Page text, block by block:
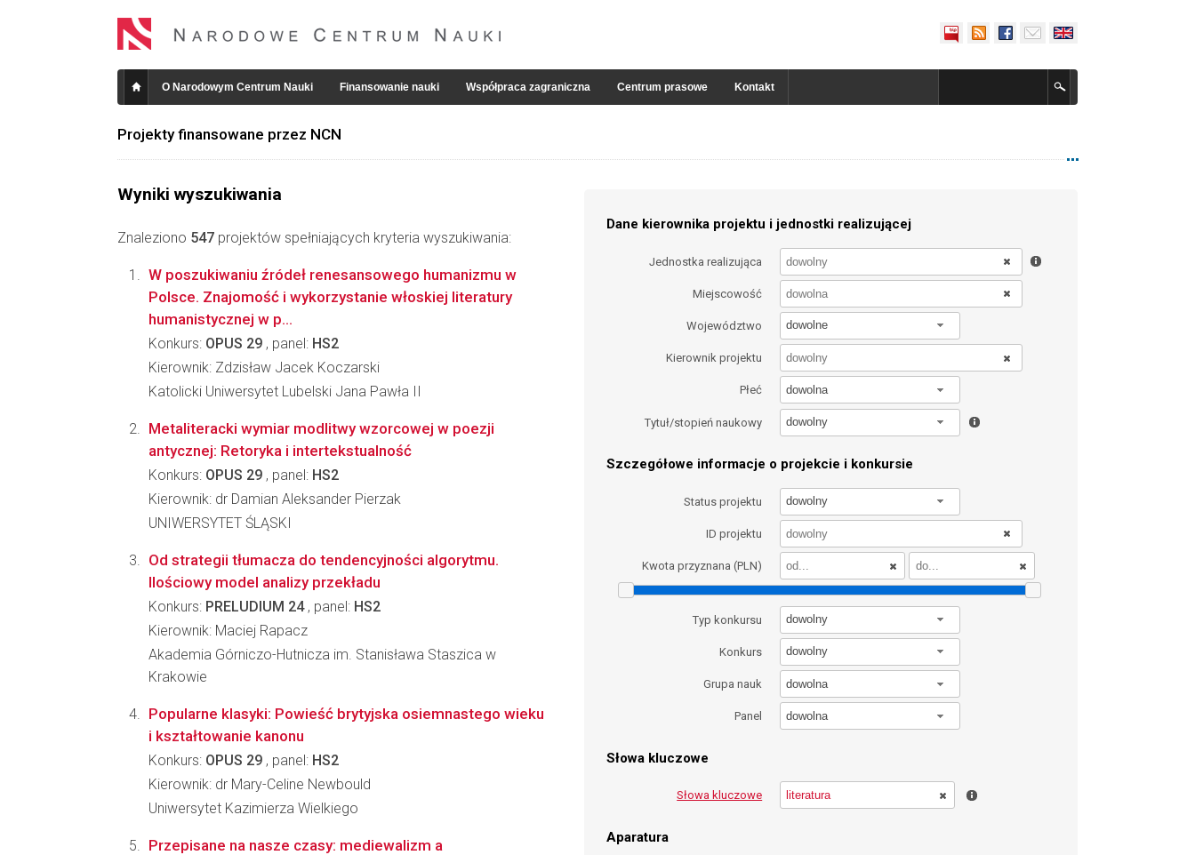
O Narodowym Centrum Nauki Finansowanie nauki Współpraca zagraniczna Centrum prasowe Kontakt
Projekty finansowane przez NCN
Wyniki wyszukiwania
Znaleziono 547 projektów spełniających kryteria wyszukiwania:
Dane kierownika projektu i jednostki realizującej
Jednostka realizująca
Miejscowość
Województwo dowolne
Kierownik projektu
Płeć dowolna
Tytuł/stopień naukowy dowolny
Szczegółowe informacje o projekcie i konkursie
Status projektu dowolny
ID projektu
Kwota przyznana (PLN)
Typ konkursu dowolny
Konkurs dowolny
Grupa nauk dowolna
Panel dowolna
Słowa kluczowe
Słowa kluczowe
Aparatura
W poszukiwaniu źródeł renesansowego humanizmu w
Polsce. Znajomość i wykorzystanie włoskiej literatury
humanistycznej w p...
Konkurs: OPUS 29 , panel: HS2
Kierownik: Zdzisław Jacek Koczarski
Katolicki Uniwersytet Lubelski Jana Pawła II
Metaliteracki wymiar modlitwy wzorcowej w poezji
antycznej: Retoryka i intertekstualność
Konkurs: OPUS 29 , panel: HS2
Kierownik: dr Damian Aleksander Pierzak
UNIWERSYTET ŚLĄSKI
Od strategii tłumacza do tendencyjności algorytmu.
Ilościowy model analizy przekładu
Konkurs: PRELUDIUM 24, panel: HS2
Kierownik: Maciej Rapacz
Akademia Górniczo-Hutnicza im. Stanisława Staszica w
Krakowie
Popularne klasyki: Powieść brytyjska osiemnastego wieku
i kształtowanie kanonu
Konkurs: OPUS 29 , panel: HS2
Kierownik: dr Mary-Celine Newbould
Uniwersytet Kazimierza Wielkiego
Przepisane na nasze czasy: mediewalizm a